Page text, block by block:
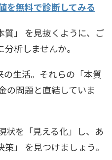
を無料で診断してみる
」 を見抜くように、ご
析しませんか。
の生活。それらの「本質
の問題と直結していま
状を「見える化」し、あ
」 を見つけましょう。